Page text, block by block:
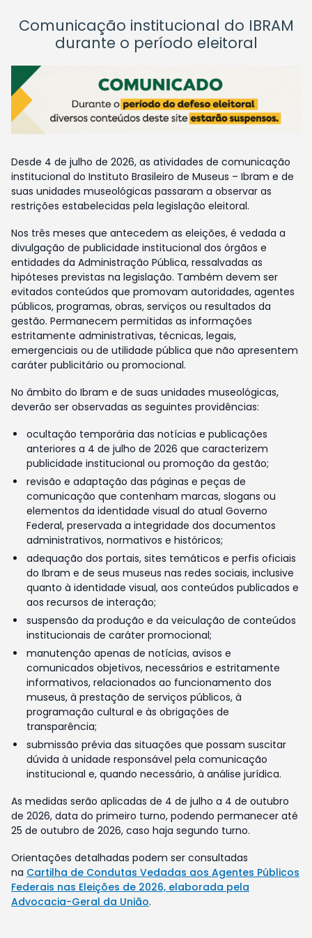
Comunicação institucional do IBRAM
durante o período eleitoral
Desde 4 de julho de 2026, as atividades de comunicação
institucional do Instituto Brasileiro de Museus – Ibram e de
suas unidades museológicas passaram a observar as
restrições estabelecidas pela legislação eleitoral.
Nos três meses que antecedem as eleições, é vedada a
divulgação de publicidade institucional dos órgãos e
entidades da Administração Pública, ressalvadas as
hipóteses previstas na legislação. Também devem ser
evitados conteúdos que promovam autoridades, agentes
públicos, programas, obras, serviços ou resultados da
gestão. Permanecem permitidas as informações
estritamente administrativas, técnicas, legais,
emergenciais ou de utilidade pública que não apresentem
caráter publicitário ou promocional.
No âmbito do Ibram e de suas unidades museológicas,
deverão ser observadas as seguintes providências:
ocultação temporária das notícias e publicações
anteriores a 4 de julho de 2026 que caracterizem
publicidade institucional ou promoção da gestão;
revisão e adaptação das páginas e peças de
comunicação que contenham marcas, slogans ou
elementos da identidade visual do atual Governo
Federal, preservada a integridade dos documentos
administrativos, normativos e históricos;
adequação dos portais, sites temáticos e perfis oficiais
do Ibram e de seus museus nas redes sociais, inclusive
quanto à identidade visual, aos conteúdos publicados e
aos recursos de interação;
suspensão da produção e da veiculação de conteúdos
institucionais de caráter promocional;
manutenção apenas de notícias, avisos e
comunicados objetivos, necessários e estritamente
informativos, relacionados ao funcionamento dos
museus, à prestação de serviços públicos, à
programação cultural e às obrigações de
transparência;
submissão prévia das situações que possam suscitar
dúvida à unidade responsável pela comunicação
institucional e, quando necessário, à análise jurídica.
As medidas serão aplicadas de 4 de julho a 4 de outubro
de 2026, data do primeiro turno, podendo permanecer até
25 de outubro de 2026, caso haja segundo turno.
Orientações detalhadas podem ser consultadas
na Cartilha de Condutas Vedadas aos Agentes Públicos
Federais nas Eleições de 2026, elaborada pela
Advocacia-Geral da União.